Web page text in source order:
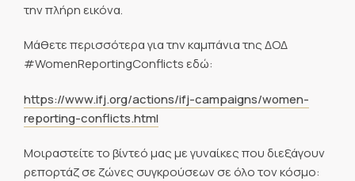
την πλήρη εικόνα.
Μάθετε περισσότερα για την καμπάνια της ΔΟΔ
#WomenReportingConflicts εδώ:
https://www.ifj.org/actions/ifj-campaigns/women-
reporting-conflicts.html
Μοιραστείτε το βίντεό μας με γυναίκες που διεξάγουν
ρεπορτάζ σε ζώνες συγκρούσεων σε όλο τον κόσμο: